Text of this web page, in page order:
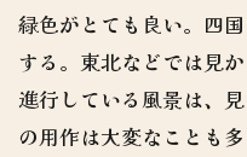
緑色がとても良い。四
する。東北などでは見
進行している風景は、
の用作は大変なことも